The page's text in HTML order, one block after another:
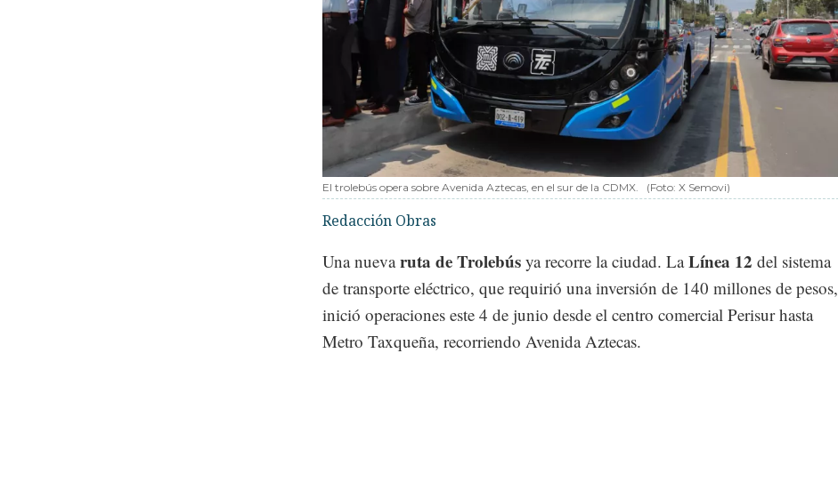
El trolebús opera sobre Avenida Aztecas, en el sur de la CDMX. (Foto: X Semovi)
Redacción Obras
Una nuevaruta de Trolebús ya recorre la ciudad. LaLínea 12 del sistema
de transporte eléctrico, que requirió una inversión de 140 millones de pesos,
inició operaciones este 4 de junio desde el centro comercial Perisur hasta
Metro Taxqueña, recorriendo Avenida Aztecas.